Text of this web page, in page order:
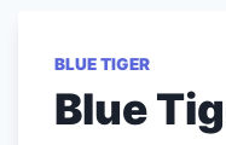
BLUE TIGER
Blue